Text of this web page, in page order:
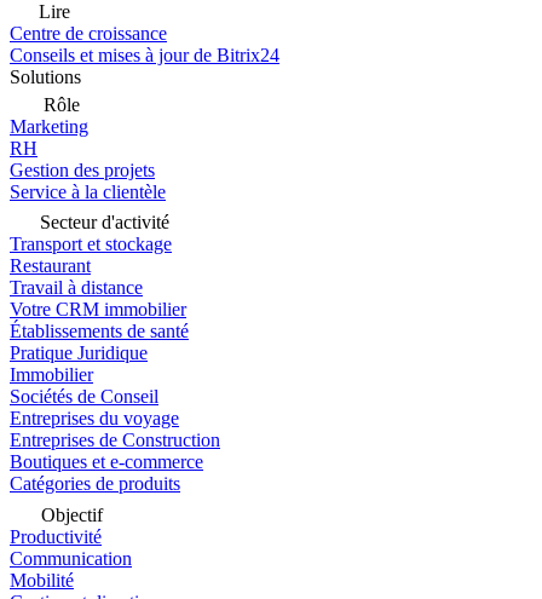
Lire
Centre de croissance
Conseils et mises à jour de Bitrix24
Solutions
Rôle
Marketing
RH
Gestion des projets
Service à la clientèle
Secteur d'activité
Transport et stockage
Restaurant
Travail à distance
Votre CRM immobilier
Établissements de santé
Pratique Juridique
Immobilier
Sociétés de Conseil
Entreprises du voyage
Entreprises de Construction
Boutiques et e-commerce
Catégories de produits
Objectif
Productivité
Communication
Mobilité